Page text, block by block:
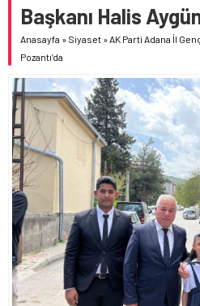
Başkanı Halis
Anasayfa » Siyaset »AK Parti Adana İl
Pozantı’da